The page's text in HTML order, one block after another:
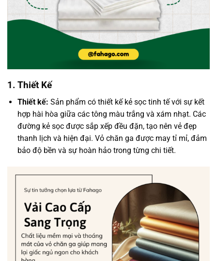
1. Thiết Kế
Thiết kế: Sản phẩm có thiết kế kẻ sọc tinh tế với sự kết
hợp hài hòa giữa các tông màu trắng và xám nhạt. Các
đường kẻ sọc được sắp xếp đều đặn, tạo nên vẻ đẹp
thanh lịch và hiện đại. Vỏ chăn ga được may tỉ mỉ, đảm
bảo độ bền và sự hoàn hảo trong từng chi tiết.